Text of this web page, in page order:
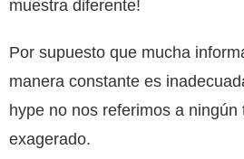
muestra diferente!
Por supuesto que mucha
manera constante es
hype no nos referimos a ningún
exagerado.